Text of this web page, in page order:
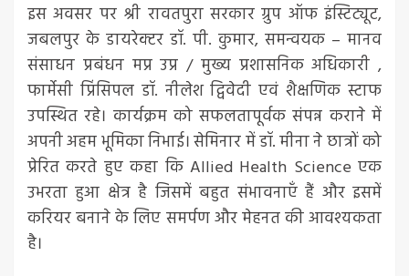
इस अवसर पर श्री रावतपुरा सरकार ग्रुप ऑफ इंस्टिट्यूट,
जबलपुर के डायरेक्टर डॉ. पी. कुमार, समन्वयक – मानव
संसाधन प्रबंधन मप्र उप्र / मुख्य प्रशासनिक अधिकारी ,
फार्मेसी प्रिंसिपल डॉ. नीलेश द्विवेदी एवं शैक्षणिक स्टाफ
उपस्थित रहे। कार्यक्रम को सफलतापूर्वक संपन्न कराने में
अपनी अहम भूमिका निभाई। सेमिनार में डॉ. मीना ने छात्रों को
प्रेरित करते हुए कहा कि Allied Health Science एक
उभरता हुआ क्षेत्र है जिसमें बहुत संभावनाएँ हैं और इसमें
करियर बनाने के लिए समर्पण और मेहनत की आवश्यकता
है।